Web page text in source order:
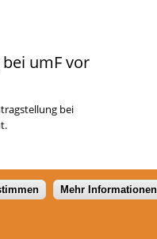
umF vor
bei
Mehr Informationen